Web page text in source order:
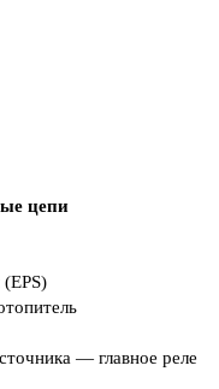
цепи
— главное реле